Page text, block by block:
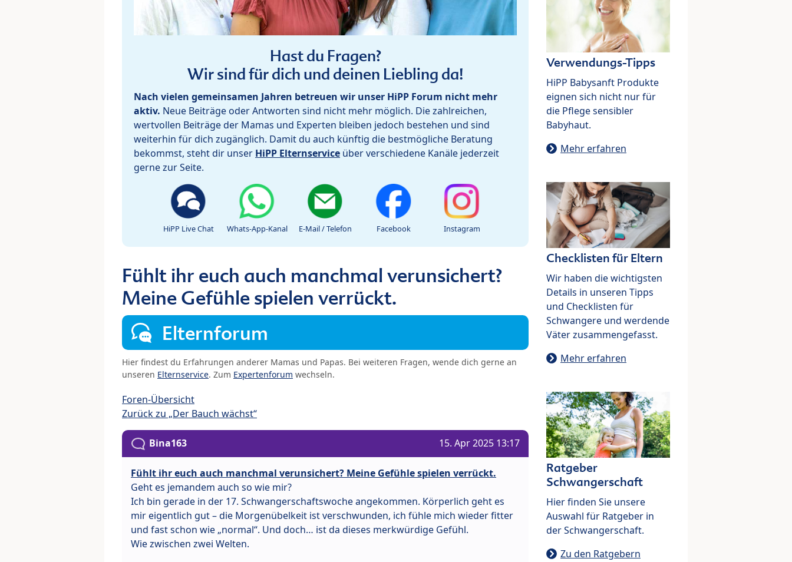
Hast du Fragen?
Wir sind für dich und deinen Liebling da!
Nach vielen gemeinsamen Jahren betreuen wir unser HiPP Forum nicht mehr
aktiv. Neue Beiträge oder Antworten sind nicht mehr möglich. Die zahlreichen,
wertvollen Beiträge der Mamas und Experten bleiben jedoch bestehen und sind
weiterhin für dich zugänglich. Damit du auch künftig die bestmögliche Beratung
bekommst, steht dir unser HiPP Elternservice über verschiedene Kanäle jederzeit
gerne zur Seite.
HiPP Live Chat Whats-App-Kanal E-Mail / Telefon Facebook Instagram
Fühlt ihr euch auch manchmal verunsichert?
Meine Gefühle spielen verrückt.
Elternforum
Hier findest du Erfahrungen anderer Mamas und Papas. Bei weiteren Fragen, wende dich gerne an
unseren Elternservice. Zum Expertenforum wechseln.
Foren-Übersicht
Zurück zu „Der Bauch wächst“
Bina163 15. Apr 2025 13:17
Fühlt ihr euch auch manchmal verunsichert? Meine Gefühle spielen verrückt.
Geht es jemandem auch so wie mir?
Ich bin gerade in der 17. Schwangerschaftswoche angekommen. Körperlich geht es
mir eigentlich gut – die Morgenübelkeit ist verschwunden, ich fühle mich wieder fitter
und fast schon wie „normal“. Und doch… ist da dieses merkwürdige Gefühl.
Wie zwischen zwei Welten.
Verwendungs-Tipps
HiPP Babysanft Produkte
eignen sich nicht nur für
die Pflege sensibler
Babyhaut.
Mehr erfahren
Checklisten für Eltern
Wir haben die wichtigsten
Details in unseren Tipps
und Checklisten für
Schwangere und werdende
Väter zusammengefasst.
Mehr erfahren
Ratgeber
Schwangerschaft
Hier finden Sie unsere
Auswahl für Ratgeber in
der Schwangerschaft.
Zu den Ratgebern